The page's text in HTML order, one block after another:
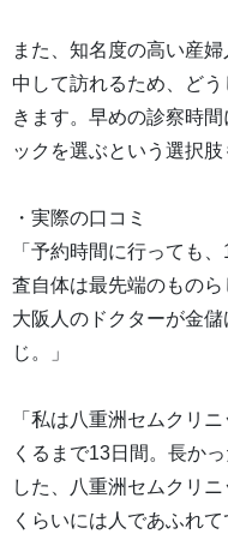
また、知名度の高い産
中して訪れるため、ど
きます。早めの診察時
ックを選ぶという選択肢
・実際の口コミ
「予約時間に行っても
査自体は最先端のものら
大阪人のドクターが金
じ。」
「私は八重洲セムクリ
くるまで13日間。長か
した、八重洲セムクリ
くらいには人であふれ